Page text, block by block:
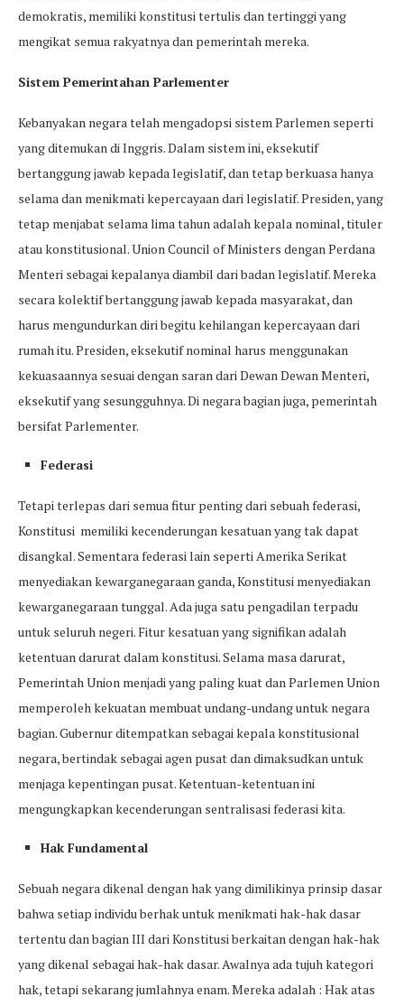
demokratis, memiliki konstitusi tertulis dan tertinggi yang
mengikat semua rakyatnya dan pemerintah mereka.
Sistem Pemerintahan Parlementer
Kebanyakan negara telah mengadopsi sistem Parlemen seperti
yang ditemukan di Inggris. Dalam sistem ini, eksekutif
bertanggung jawab kepada legislatif, dan tetap berkuasa hanya
selama dan menikmati kepercayaan dari legislatif. Presiden, yang
tetap menjabat selama lima tahun adalah kepala nominal, tituler
atau konstitusional. Union Council of Ministers dengan Perdana
Menteri sebagai kepalanya diambil dari badan legislatif. Mereka
secara kolektif bertanggung jawab kepada masyarakat, dan
harus mengundurkan diri begitu kehilangan kepercayaan dari
rumah itu. Presiden, eksekutif nominal harus menggunakan
kekuasaannya sesuai dengan saran dari Dewan Dewan Menteri,
eksekutif yang sesungguhnya. Di negara bagian juga, pemerintah
bersifat Parlementer.
Federasi
Tetapi terlepas dari semua fitur penting dari sebuah federasi,
Konstitusi memiliki kecenderungan kesatuan yang tak dapat
disangkal. Sementara federasi lain seperti Amerika Serikat
menyediakan kewarganegaraan ganda, Konstitusi menyediakan
kewarganegaraan tunggal. Ada juga satu pengadilan terpadu
untuk seluruh negeri. Fitur kesatuan yang signifikan adalah
ketentuan darurat dalam konstitusi. Selama masa darurat,
Pemerintah Union menjadi yang paling kuat dan Parlemen Union
memperoleh kekuatan membuat undang-undang untuk negara
bagian. Gubernur ditempatkan sebagai kepala konstitusional
negara, bertindak sebagai agen pusat dan dimaksudkan untuk
menjaga kepentingan pusat. Ketentuan-ketentuan ini
mengungkapkan kecenderungan sentralisasi federasi kita.
Hak Fundamental
Sebuah negara dikenal dengan hak yang dimilikinya prinsip dasar
bahwa setiap individu berhak untuk menikmati hak-hak dasar
tertentu dan bagian III dari Konstitusi berkaitan dengan hak-hak
yang dikenal sebagai hak-hak dasar. Awalnya ada tujuh kategori
hak, tetapi sekarang jumlahnya enam. Mereka adalah : Hak atas